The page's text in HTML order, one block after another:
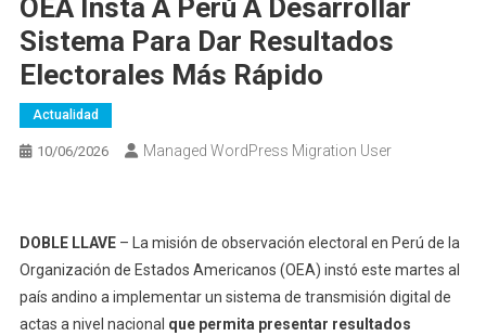
OEA Insta A Perú A Desarrollar
Sistema Para Dar Resultados
Electorales Más Rápido
Actualidad
10/06/2026 Managed WordPress Migration User
DOBLE LLAVE– La misión de observación electoral en Perú de la
Organización de Estados Americanos (OEA) instó este martes al
país andino a implementar un sistema de transmisión digital de
actas a nivel nacional que permita presentar resultados